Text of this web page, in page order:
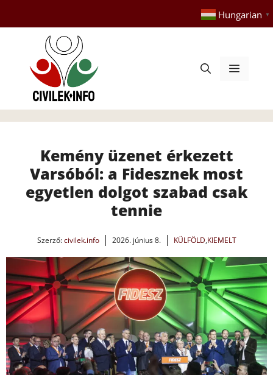
tartalomba
Hungarian ▼
Menü
Kemény üzenet érkezett
Varsóból: a Fidesznek most
egyetlen dolgot szabad csak
tennie
Szerző:civilek.info 2026. június 8. KÜLFÖLD,KIEMELT